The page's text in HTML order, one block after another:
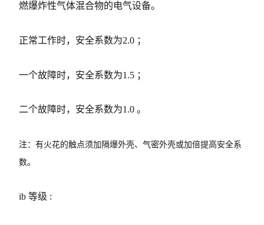
燃爆炸性气体混合物的电气设备。
正常工作时，安全系数为2.0 ；
一个故障时，安全系数为1.5 ；
二个故障时，安全系数为1.0 。
注：有火花的触点须加隔爆外壳、气密外壳或加倍提高安全系
数。
ib 等级 :